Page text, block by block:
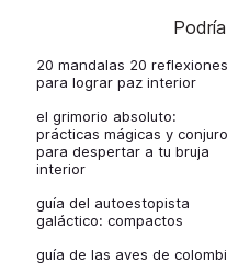
20 mandalas 20 reflexiones
para lograr paz interior
el grimorio absoluto:
prácticas mágicas y
para despertar a tu bruja
interior
guía del autoestopista
galáctico: compactos
guía de las aves de